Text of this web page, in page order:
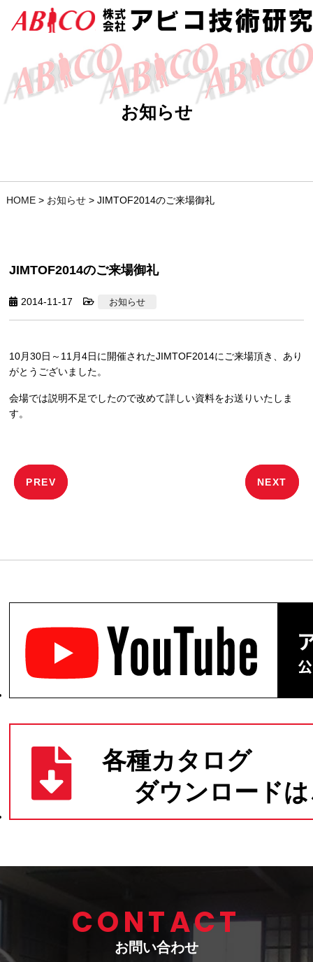
お知らせ
HOME> お知らせ> JIMTOF2014のご来場御礼
JIMTOF2014のご来場御礼
2014-11-17 お知らせ
10月30日～11月4日に開催されたJIMTOF2014にご来場頂き、あり
がとうございました。
会場では説明不足でしたので改めて詳しい資料をお送りいたしま
す。
ー
PREV NEXT
CONTACT
お問い合わせ